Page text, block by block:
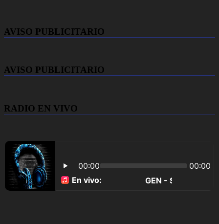
AVISO PUBLICITARIO
AVISO PUBLICITARIO
RADIO EN VIVO